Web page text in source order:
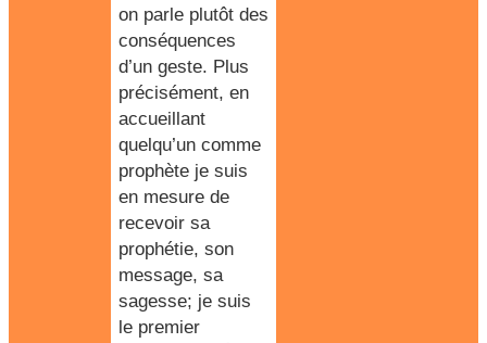
on parle plutôt des
conséquences
d’un geste. Plus
précisément, en
accueillant
quelqu’un comme
prophète je suis
en mesure de
recevoir sa
prophétie, son
message, sa
sagesse; je suis
le premier